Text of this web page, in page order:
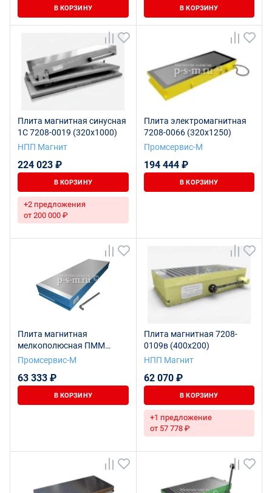
В КОРЗИНУ В КОРЗИНУ
Плита магнитная синусная
1С 7208-0019 (320х1000)
НПП Магнит
224 023 ₽
В КОРЗИНУ
+2 предложения
от 200 000 ₽
Плита электромагнитная
7208-0066 (320х1250)
Промсервис-М
194 444 ₽
В КОРЗИНУ
Плита магнитная
мелкополюсная ПММ
7208-0001 (100х250)
Промсервис-М
63 333 ₽
В КОРЗИНУ
Плита магнитная 7208-
0109в (400х200)
НПП Магнит
62 070 ₽
В КОРЗИНУ
+1 предложение
от 57 778 ₽